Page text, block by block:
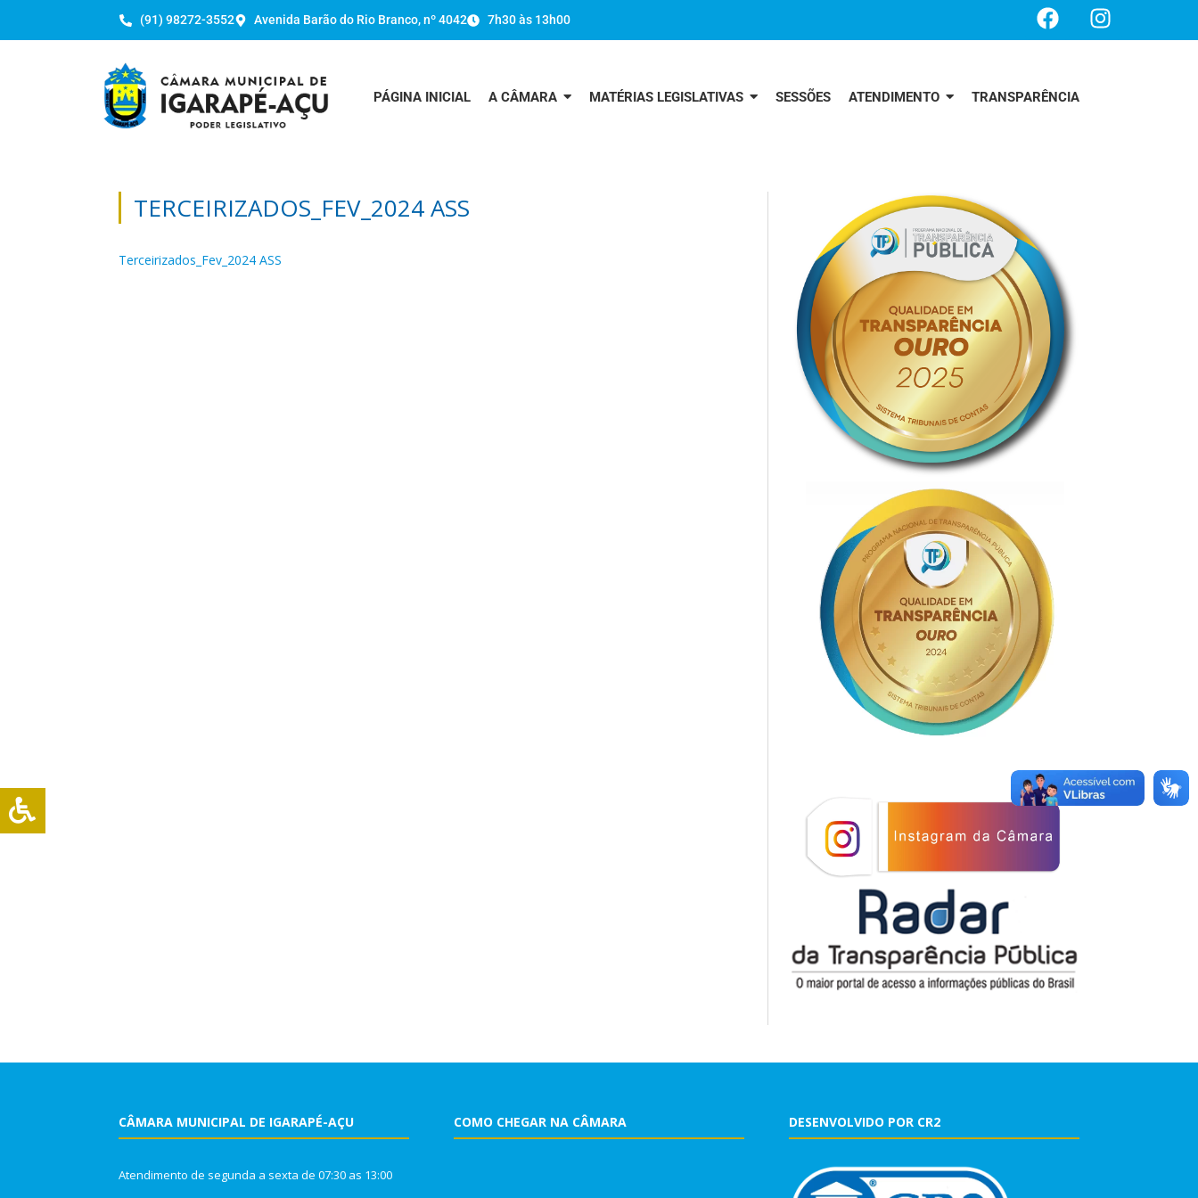
(91) 98272-3552 Avenida Barão do Rio Branco, nº 4042 7h30 às 13h00
PÁGINA INICIAL A CÂMARA MATÉRIAS LEGISLATIVAS SESSÕES ATENDIMENTO TRANSPARÊNCIA
TERCEIRIZADOS_FEV_2024 ASS
Terceirizados_Fev_2024 ASS
CÂMARA MUNICIPAL DE IGARAPÉ-AÇU
Atendimento de segunda a sexta de 07:30 as 13:00
COMO CHEGAR NA CÂMARA DESENVOLVIDO POR CR2